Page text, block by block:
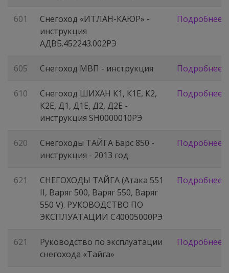
601
Снегоход «ИТЛАН-КАЮР» -
инструкция
АДВБ.452243.002РЭ
Подробнее
605 Снегоход МВП - инструкция Подробнее
610
Снегоход ШИХАН К1, К1Е, К2,
К2Е, Д1, Д1Е, Д2, Д2Е -
инструкция SH0000010РЭ
Подробнее
620
Снегоходы ТАЙГА Барс 850 -
инструкция - 2013 год
Подробнее
621
СНЕГОХОДЫ ТАЙГА (Атака 551
II, Варяг 500, Варяг 550, Варяг
550 V). РУКОВОДСТВО ПО
ЭКСПЛУАТАЦИИ С40005000РЭ
Подробнее
621
Руководство по эксплуатации
снегохода «Тайга»
Подробнее